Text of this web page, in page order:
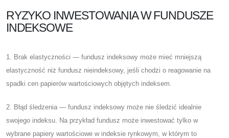
RYZYKO INWESTOWANIA W FUNDUSZE
INDEKSOWE
1. Brak elastyczności — fundusz indeksowy może mieć mniejszą
elastyczność niż fundusz nieindeksowy, jeśli chodzi o reagowanie na
spadki cen papierów wartościowych objętych indeksem.
2. Błąd śledzenia — fundusz indeksowy może nie śledzić idealnie
swojego indeksu. Na przykład fundusz może inwestować tylko w
wybrane papiery wartościowe w indeksie rynkowym, w którym to